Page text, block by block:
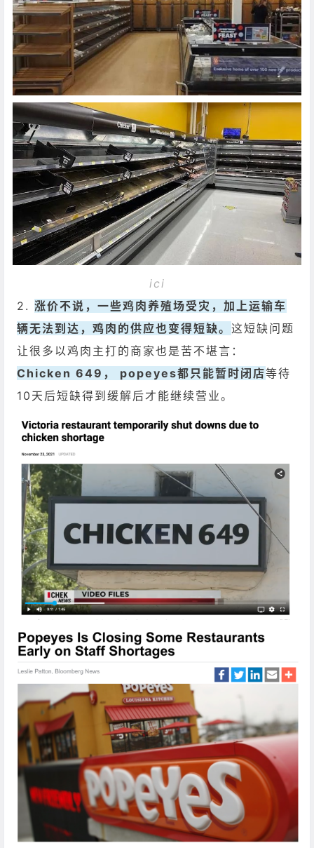
ici
2. 涨价不说，一些鸡肉养殖场受灾，加上运输车
辆无法到达，鸡肉的供应也变得短缺。 这短缺问题
让很多以鸡肉主打的商家也是苦不堪言：
Chicken 649， popeyes都只能暂时闭店等待
10天后短缺得到缓解后才能继续营业。